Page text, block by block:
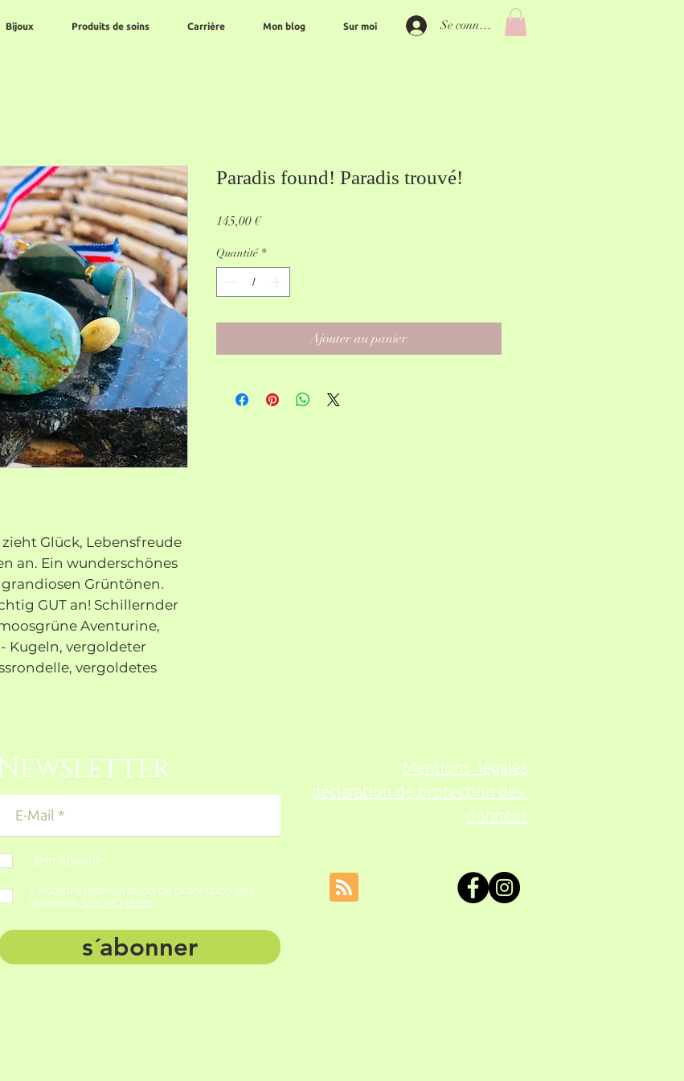
Bijoux Produits de soins Carrière Mon blog Sur moi Se connecter
Glück, Lebensfreude
an. Ein wunderschönes
Grüntönen.
GUT an! Schillernder
Aventurine,
Kugeln, vergoldeter
vergoldetes
Paradis found! Paradis trouvé!
145,00 €Prix
Quantité *
Ajouter au panier
Je m´abonne
j´accepte ladéclaration de protection des
données. DSGVO lesen
s´abonner
Mentions légales
déclaration de protection des
données